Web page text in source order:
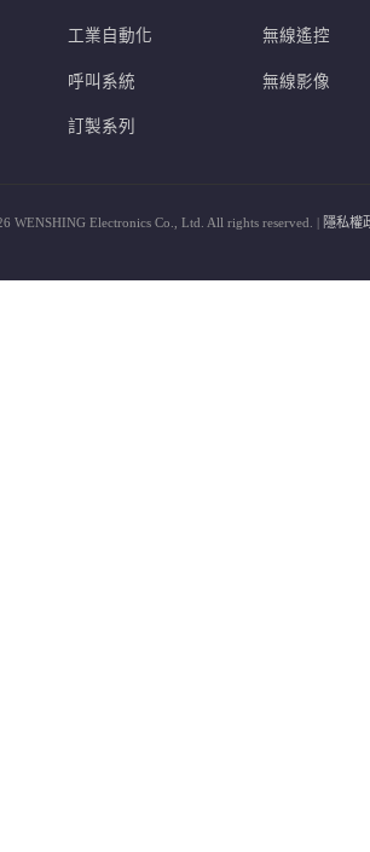
工業自動化 無線遙控
呼叫系統 無線影像
訂製系列
WENSHING Electronics Co., Ltd. All rights reserved. | 隱私權